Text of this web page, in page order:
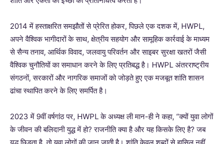
2014 में हस्ताक्षरित समझौतों से प्रेरित होकर, पिछले एक दशक में, HWPL,
अपने वैश्विक भागीदारों के साथ, क्षेत्रीय सहयोग और सामूहिक कार्रवाई के माध्यम
से सैन्य तनाव, आर्थिक विवाद, जलवायु परिवर्तन और साइबर सुरक्षा खतरों जैसी
वैश्विक चुनौतियों का समाधान करने के लिए प्रतिबद्ध है। HWPL अंतरराष्ट्रीय
संगठनों, सरकारों और नागरिक समाजों को जोड़ते हुए एक मजबूत शांति शासन
ढांचा स्थापित करने के लिए समर्पित है।
2023 में 9वीं वर्षगांठ पर, HWPL के अध्यक्ष ली मान-ही ने कहा, “क्यों युवा लोगों
के जीवन की बलिदानी युद्ध में हो? राजनीति क्या है और यह किसके लिए है? जब